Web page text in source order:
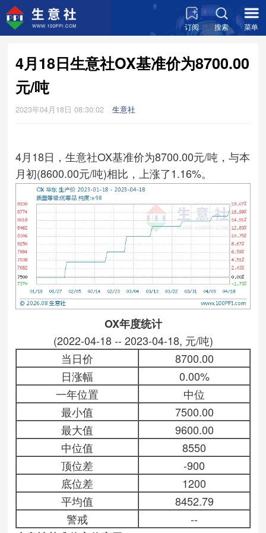
订阅 搜索 菜单
4月18日生意社OX基准价为8700.00
元/吨
2023年04月18日 08:30:02 生意社
4月18日，生意社OX基准价为8700.00元/吨，与本
月初(8600.00元/吨)相比，上涨了1.16%。
OX年度统计
(2022-04-18 -- 2023-04-18, 元/吨)
当日价
8700.00
日涨幅
0.00%
一年位置
中位
最小值
7500.00
最大值
9600.00
中位值
8550
顶位差
-900
底位差
1200
平均值
8452.79
警戒
--